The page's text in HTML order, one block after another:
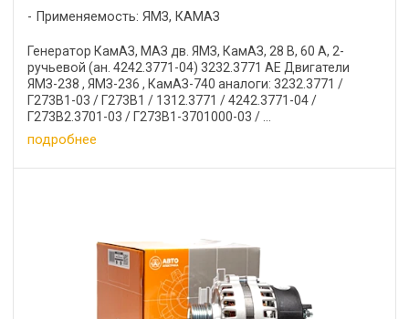
Применяемость: ЯМЗ, КАМАЗ
Генератор КамАЗ, МАЗ дв. ЯМЗ, КамАЗ, 28 В, 60 А, 2-
ручьевой (ан. 4242.3771-04) 3232.3771 AE Двигатели
ЯМЗ-238 , ЯМЗ-236 , КамАЗ-740 аналоги: 3232.3771 /
Г273В1-03 / Г273В1 / 1312.3771 / 4242.3771-04 /
Г273В2.3701-03 / Г273В1-3701000-03 / ...
подробнее